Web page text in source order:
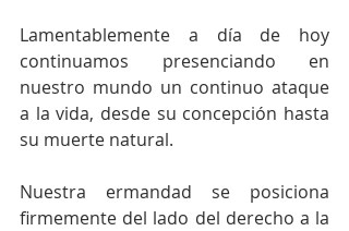
Lamentablemente a día de hoy
continuamos presenciando en
nuestro mundo un continuo ataque
a la vida, desde su concepción hasta
su muerte natural.
Nuestra ermandad se posiciona
firmemente del lado del derecho a la